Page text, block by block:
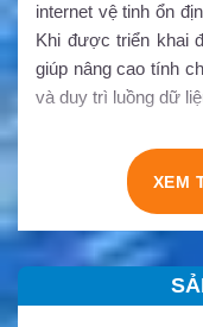
internet vệ tinh ổn
Khi được triển khai
giúp nâng cao tính
và duy trì luồng dữ
XEM